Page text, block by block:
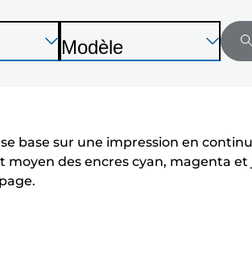
la
liste
Appuyez
sur
I
r
i
Modèle
base sur une impression en
des encres cyan, magenta